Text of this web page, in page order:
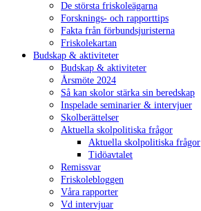
De största friskoleägarna
Forsknings- och rapporttips
Fakta från förbundsjuristerna
Friskolekartan
Budskap & aktiviteter
Budskap & aktiviteter
Årsmöte 2024
Så kan skolor stärka sin beredskap
Inspelade seminarier & intervjuer
Skolberättelser
Aktuella skolpolitiska frågor
Aktuella skolpolitiska frågor
Tidöavtalet
Remissvar
Friskolebloggen
Våra rapporter
Vd intervjuar